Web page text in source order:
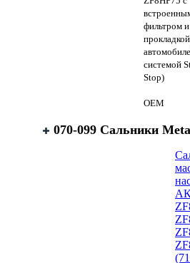
фильтром и
системой
Stop)
OEM
070-099 Сальники